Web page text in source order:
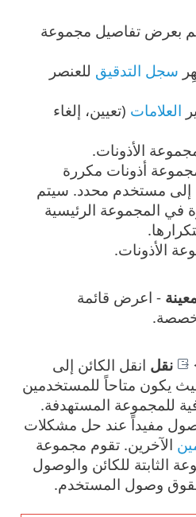
بعرض تفاصيل مجموعة
سجل التدقيق للعنصر
العلامات (تعيين، إلغاء
الأذونات.
أذونات مكررة
إلى مستخدم محدد. سيتم
في المجموعة الرئيسية
الأذونات.
- اعرض قائمة
نقل انقل الكائن إلى
يكون متاحاً للمستخدمين
للمجموعة المستهدفة.
مفيداً عند حل مشكلات
الآخرين. تقوم مجموعة
الثابتة للكائن والوصول
حقوق وصول المستخدم.